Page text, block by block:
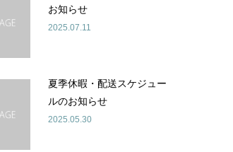
お知らせ
2025.07.11
夏季休暇・配送スケジュー
ルのお知らせ
2025.05.30